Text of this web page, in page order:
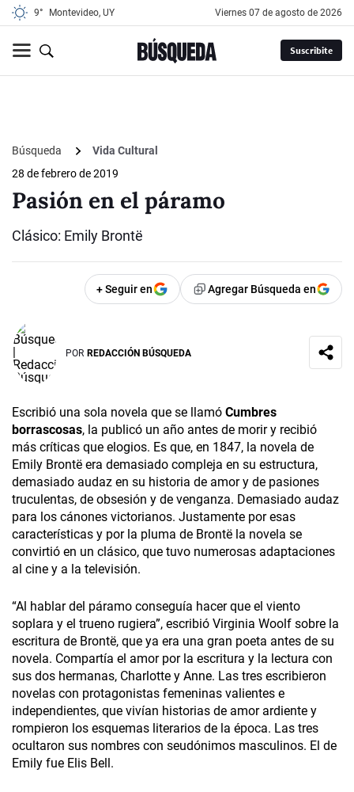
9° Montevideo, UY viernes 07 de agosto de 2026
Suscribite
Búsqueda
Vida Cultural
28 de febrero de 2019
Pasión en el páramo
Clásico: Emily Brontë
+ Seguir en Agregar Búsqueda en
POR REDACCIÓN BÚSQUEDA
Escribió una sola novela que se llamó Cumbres
borrascosas, la publicó un año antes de morir y recibió
más críticas que elogios. Es que, en 1847, la novela de
Emily Brontë era demasiado compleja en su estructura,
demasiado audaz en su historia de amor y de pasiones
truculentas, de obsesión y de venganza. Demasiado audaz
para los cánones victorianos. Justamente por esas
características y por la pluma de Brontë la novela se
convirtió en un clásico, que tuvo numerosas adaptaciones
al cine y a la televisión.
“Al hablar del páramo conseguía hacer que el viento
soplara y el trueno rugiera”, escribió Virginia Woolf sobre la
escritura de Brontë, que ya era una gran poeta antes de su
novela. Compartía el amor por la escritura y la lectura con
sus dos hermanas, Charlotte y Anne. Las tres escribieron
novelas con protagonistas femeninas valientes e
independientes, que vivían historias de amor ardiente y
rompieron los esquemas literarios de la época. Las tres
ocultaron sus nombres con seudónimos masculinos. El de
Emily fue Elis Bell.